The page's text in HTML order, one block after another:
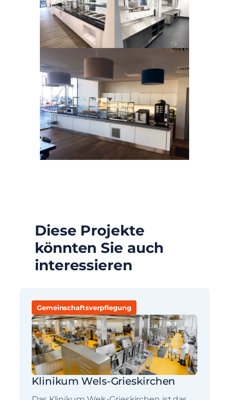
Diese Projekte
könnten Sie auch
interessieren
Gemeinschaftsverpflegung
Klinikum Wels-Grieskirchen